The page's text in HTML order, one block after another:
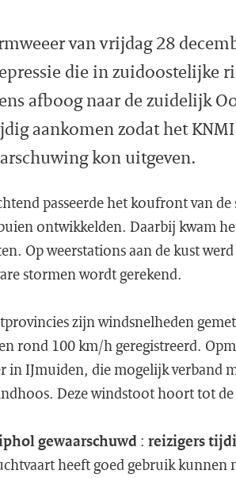
van vrijdag 28
die in zuidoostelijke
afboog naar de zuidelijk
aankomen zodat het
kon uitgeven.
passeerde het koufront van
ontwikkelden. Daarbij kwam
Op weerstations aan de kust
stormen wordt gerekend.
zijn windsnelheden
rond 100 km/h geregistreerd.
in IJmuiden, die mogelijk verband
Deze windstoot hoort tot
gewaarschuwd : reizigers
heeft goed gebruik kunnen